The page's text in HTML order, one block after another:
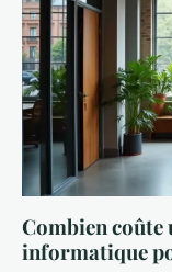
Combien coûte
informatique